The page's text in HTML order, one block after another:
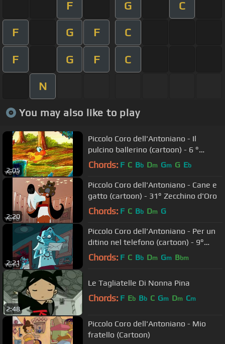
F G C
F G F C
F G F C
N
You may also like to play
2:05
Piccolo Coro dell'Antoniano - Il
pulcino ballerino (cartoon) - 6 °
Zecchino d'Oro
Chords: F C Bb Dm Gm G Eb
2:20
Piccolo Coro dell'Antoniano - Cane e
gatto (cartoon) - 31° Zecchino d'Oro
Chords: F C Bb Dm G
2:21
Piccolo Coro dell'Antoniano - Per un
ditino nel telefono (cartoon) - 9°
Zecchino d'Oro
Chords: F C Bb Dm Gm Bbm
2:48
Le Tagliatelle Di Nonna Pina
Chords: F Eb Bb C Gm Dm Cm
Piccolo Coro dell'Antoniano - Mio
fratello (Cartoon)